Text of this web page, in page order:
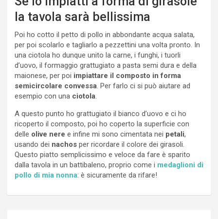
la tavola sarà bellissima
Poi ho cotto il petto di pollo in abbondante acqua salata,
per poi scolarlo e tagliarlo a pezzettini una volta pronto. In
una ciotola ho dunque unito la carne, i funghi, i tuorli
d’uovo, il formaggio grattugiato a pasta semi dura e della
maionese, per poi impiattare il composto in forma
semicircolare convessa. Per farlo ci si può aiutare ad
esempio con una ciotola.
A questo punto ho grattugiato il bianco d’uovo e ci ho
ricoperto il composto, poi ho coperto la superficie con
delle olive nere e infine mi sono cimentata nei petali,
usando dei nachos per ricordare il colore dei girasoli.
Questo piatto semplicissimo e veloce da fare è sparito
dalla tavola in un battibaleno, proprio come i medaglioni di
pollo di mia nonna: è sicuramente da rifare!